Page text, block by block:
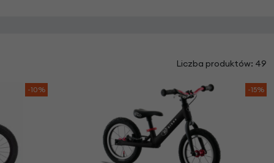
i konserwacji roweru
Liczba produktów: 49
-10% -15%